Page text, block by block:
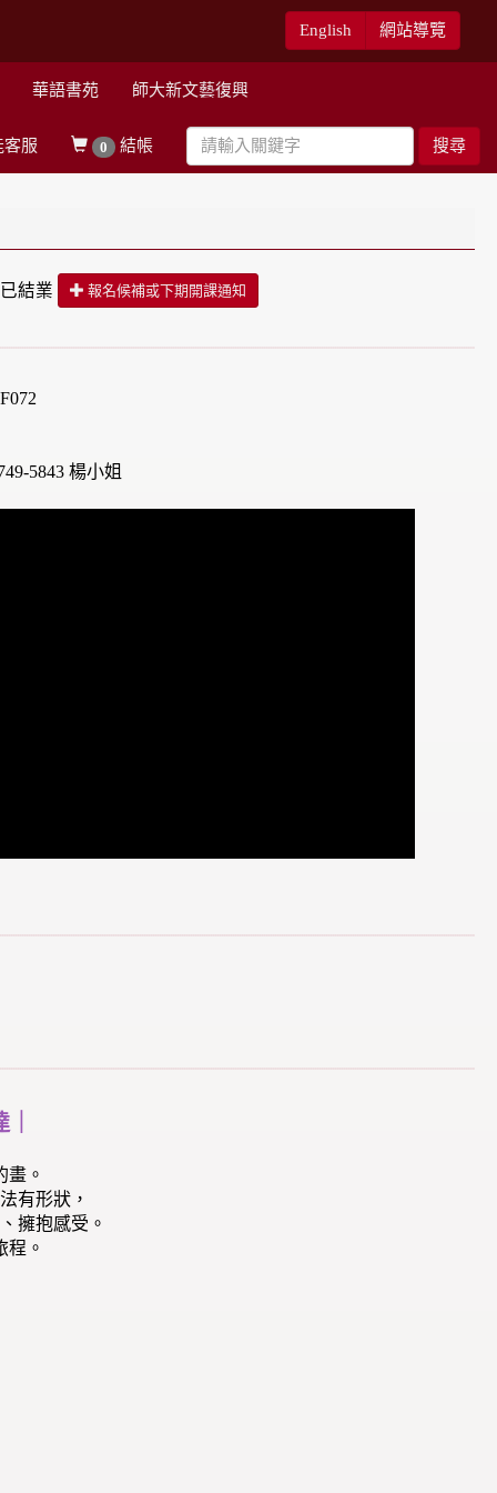
English 網站導覽
華語書苑 師大新文藝復興
搜尋
0 結帳
客服
已結業 報名候補或下期開課通知
5843 楊小姐
畫。
有形狀，
擁抱感受。
程。